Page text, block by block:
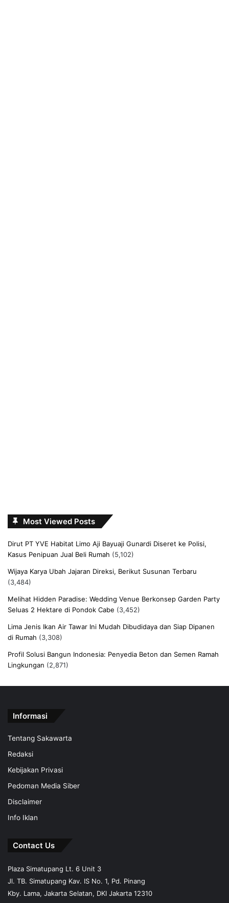
Most Viewed Posts
Dirut PT YVE Habitat Limo Aji Bayuaji Gunardi Diseret ke Polisi,
Kasus Penipuan Jual Beli Rumah (5,102)
Wijaya Karya Ubah Jajaran Direksi, Berikut Susunan Terbaru
(3,484)
Melihat Hidden Paradise: Wedding Venue Berkonsep Garden Party
Seluas 2 Hektare di Pondok Cabe (3,452)
Lima Jenis Ikan Air Tawar Ini Mudah Dibudidaya dan Siap Dipanen
di Rumah (3,308)
Profil Solusi Bangun Indonesia: Penyedia Beton dan Semen Ramah
Lingkungan (2,871)
Informasi
Tentang Sakawarta
Redaksi
Kebijakan Privasi
Pedoman Media Siber
Disclaimer
Info Iklan
Contact Us
Plaza Simatupang Lt. 6 Unit 3
Jl. TB. Simatupang Kav. IS No. 1, Pd. Pinang
Kby. Lama, Jakarta Selatan, DKI Jakarta 12310